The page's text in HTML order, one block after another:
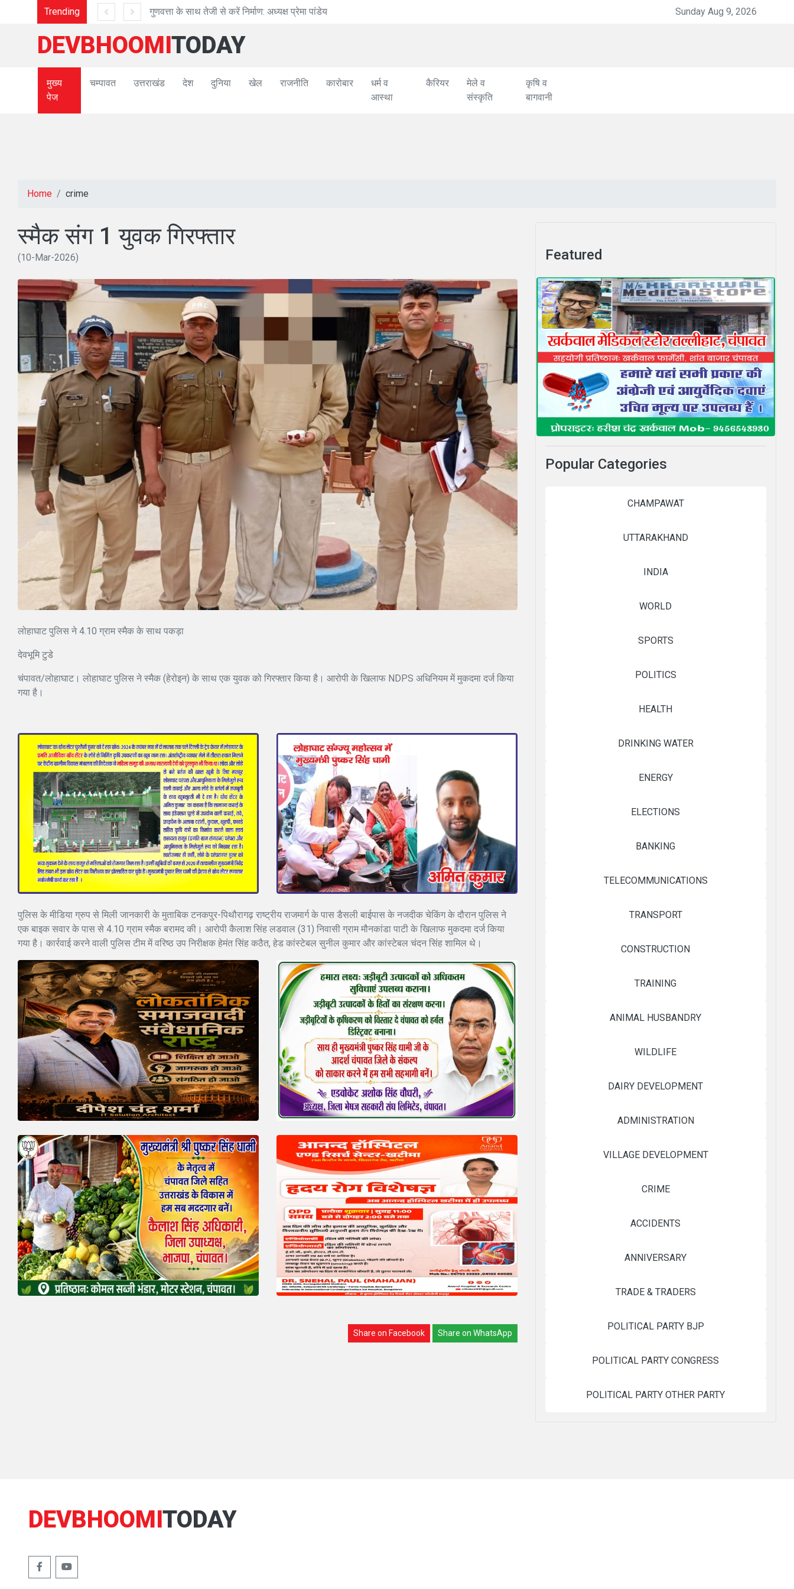
Trending गुणवत्ता के साथ तेजी से करें निर्माण: अध्यक्ष प्रेमा पांडेय Sunday Aug 9, 2026
DEVBHOOMITODAY
मुख्य
पेज
चम्पावत उत्तराखंड देश दुनिया खेल राजनीति कारोबार
धर्म व
आस्था
कैरियर
मेले व
संस्कृति
कृषि व
बागवानी
Home crime
स्मैक संग 1 युवक गिरफ्तार
(10-Mar-2026)
लोहाघाट पुलिस ने 4.10 ग्राम स्मैक के साथ पकड़ा
देवभूमि टुडे
चंपावत/लोहाघाट। लोहाघाट पुलिस ने स्मैक (हेरोइन) के साथ एक युवक को गिरफ्तार किया है। आरोपी के खिलाफ NDPS अधिनियम में मुकदमा दर्ज किया
गया है।
पुलिस के मीडिया ग्रुप से मिली जानकारी के मुताबिक टनकपुर-पिथौरागढ़ राष्ट्रीय राजमार्ग के पास डैसली बाईपास के नजदीक चेकिंग के दौरान पुलिस ने
एक बाइक सवार के पास से 4.10 ग्राम स्मैक बरामद की। आरोपी कैलाश सिंह लडवाल (31) निवासी ग्राम मौनकांडा पाटी के खिलाफ मुकदमा दर्ज किया
गया है। कार्रवाई करने वाली पुलिस टीम में वरिष्ठ उप निरीक्षक हेमंत सिंह कठैत, हेड कांस्टेबल सुनील कुमार और कांस्टेबल चंदन सिंह शामिल थे।
Share on Facebook Share on WhatsApp
Featured
Popular Categories
CHAMPAWAT
UTTARAKHAND
INDIA
WORLD
SPORTS
POLITICS
HEALTH
DRINKING WATER
ENERGY
ELECTIONS
BANKING
TELECOMMUNICATIONS
TRANSPORT
CONSTRUCTION
TRAINING
ANIMAL HUSBANDRY
WILDLIFE
DAIRY DEVELOPMENT
ADMINISTRATION
VILLAGE DEVELOPMENT
CRIME
ACCIDENTS
ANNIVERSARY
TRADE & TRADERS
POLITICAL PARTY BJP
POLITICAL PARTY CONGRESS
POLITICAL PARTY OTHER PARTY
DEVBHOOMITODAY